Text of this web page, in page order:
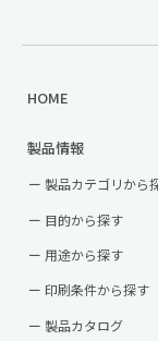
HOME
製品情報
製品カテゴリから
目的から探す
用途から探す
印刷条件から探す
製品カタログ